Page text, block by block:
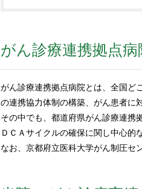
がん診療連携拠点病
がん診療連携拠点病院とは、全国ど
の連携協力体制の構築、がん患者に
その中でも、都道府県がん診療連携
ＤＣＡサイクルの確保に関し中心的
なお、京都府立医科大学がん制圧セ